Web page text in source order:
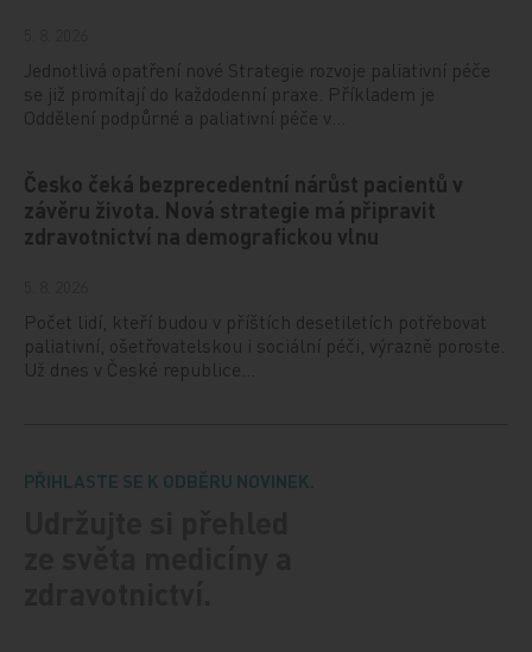
Jednotlivá opatření nové Strategie rozvoje paliativní péče
se již promítají do každodenní praxe. Příkladem je
Oddělení podpůrné a paliativní péče v…
Česko čeká bezprecedentní nárůst pacientů v
závěru života. Nová strategie má připravit
zdravotnictví na demografickou vlnu
Počet lidí, kteří budou v příštích desetiletích potřebovat
paliativní, ošetřovatelskou i sociální péči, výrazně poroste.
Už dnes v České republice…
PŘIHLASTE SE K ODBĚRU NOVINEK.